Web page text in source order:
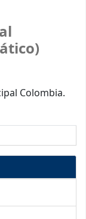
Colombia.